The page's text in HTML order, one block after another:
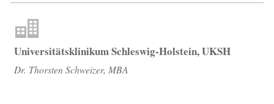
Universitätsklinikum Schleswig-Holstein, UKSH
Dr. Thorsten Schweizer, MBA